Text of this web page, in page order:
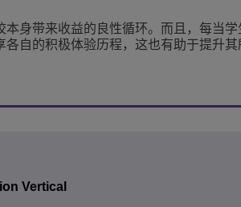
身带来收益的良性循环。而且，每当
自的积极体验历程，这也有助于提升
Vertical